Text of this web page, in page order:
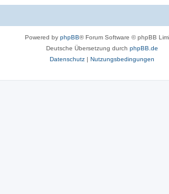
Powered by phpBB® Forum Software © phpBB
Deutsche Übersetzung durch phpBB.de
Datenschutz| Nutzungsbedingungen